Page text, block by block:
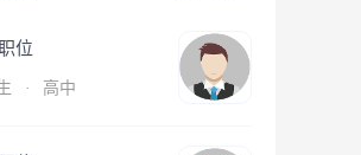
位
· 高中